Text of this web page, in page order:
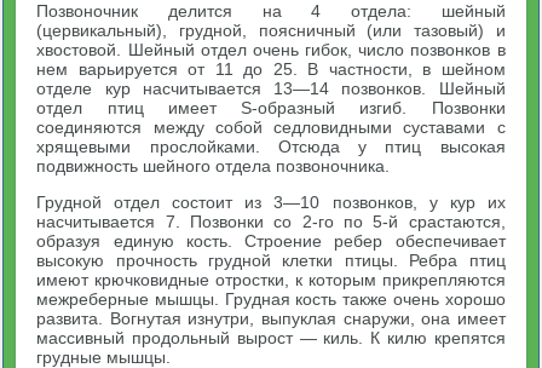
Позвоночник делится на 4 отдела: шейный
(цервикальный), грудной, поясничный (или тазовый) и
хвостовой. Шейный отдел очень гибок, число позвонков в
нем варьируется от 11 до 25. В частности, в шейном
отделе кур насчитывается 13—14 позвонков. Шейный
отдел птиц имеет S-образный изгиб. Позвонки
соединяются между собой седловидными суставами с
хрящевыми прослойками. Отсюда у птиц высокая
подвижность шейного отдела позвоночника.
Грудной отдел состоит из 3—10 позвонков, у кур их
насчитывается 7. Позвонки со 2-го по 5-й срастаются,
образуя единую кость. Строение ребер обеспечивает
высокую прочность грудной клетки птицы. Ребра птиц
имеют крючковидные отростки, к которым прикрепляются
межреберные мышцы. Грудная кость также очень хорошо
развита. Вогнутая изнутри, выпуклая снаружи, она имеет
массивный продольный вырост — киль. К килю крепятся
грудные мышцы.